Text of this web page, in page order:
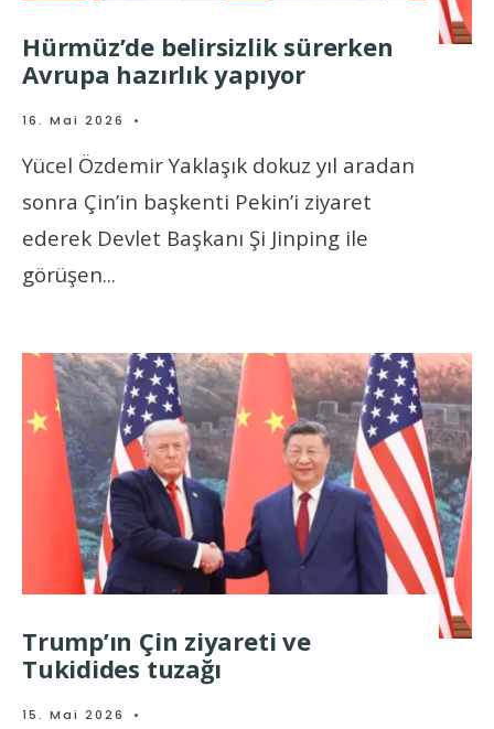
Hürmüz’de belirsizlik sürerken
Avrupa hazırlık yapıyor
16. Mai 2026 •
Yücel Özdemir Yaklaşık dokuz yıl aradan
sonra Çin’in başkenti Pekin’i ziyaret
ederek Devlet Başkanı Şi Jinping ile
görüşen...
Trump’ın Çin ziyareti ve
Tukidides tuzağı
15. Mai 2026 •